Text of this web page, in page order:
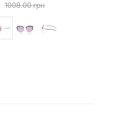
1008.00 грн